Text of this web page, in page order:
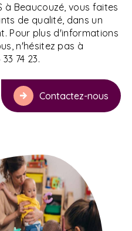
à Beaucouzé, vous faites
de qualité, dans un
Pour plus d'informations
n'hésitez pas à
74 23.
Contactez-nous